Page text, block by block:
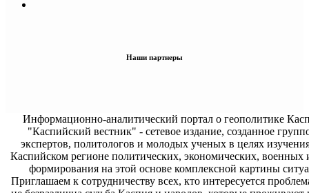
Наши партнеры
Информационно-аналитический портал о геополитике
"Каспийский вестник" - сетевое издание, созданное
экспертов, политологов и молодых ученых в целях
Каспийском регионе политических, экономических, военных
формирования на этой основе комплексной картины
Приглашаем к сотрудничеству всех, кто интересуется